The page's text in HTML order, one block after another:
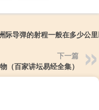
际导弹的射程一般在多少公
下一篇
（百家讲坛易经全集）